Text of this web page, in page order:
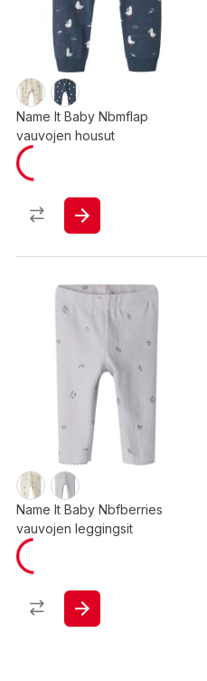
Name It Baby Nbmflap
vauvojen housut
Name It Baby Nbfberries
vauvojen leggingsit